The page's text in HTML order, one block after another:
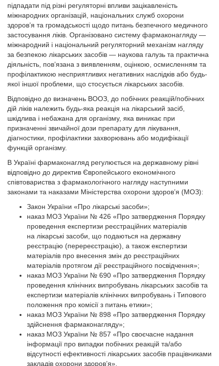
підпадати під різні регуляторні впливи зацікавленість
міжнародних організацій, національних служб охорони
здоров’я та громадськості щодо питань безпечного медичного
застосування ліків. Організовано систему фармаконагляду —
міжнародний і національний регуляторний механізм нагляду
за безпекою лікарських засобів — наукова галузь та практична
діяльність, пов’язана з виявленням, оцінкою, осмисленням та
профілактикою несприятливих негативних наслідків або будь-
якої іншої проблеми, що стосується лікарських засобів.
Відповідно до визначень ВООЗ, до побічних реакцій/побічних
дій ліків належить будь-яка реакція на лікарський засіб,
шкідлива і небажана для організму, яка виникає при
призначенні звичайної дози препарату для лікування,
діагностики, профілактики захворювань або модифікації
функцій організму.
В Україні фармаконагляд регулюється на державному рівні
відповідно до директив Європейського економічного
співтовариства з фармакологічного нагляду наступними
законами та наказами Міністерства охорони здоров’я (МОЗ):
Закон України «Про лікарські засоби»;
наказ МОЗ України № 426 «Про затвердження Порядку
проведення експертизи реєстраційних матеріалів
на лікарські засоби, що подаються на державну
реєстрацію (перереєстрацію), а також експертизи
матеріалів про внесення змін до реєстраційних
матеріалів протягом дії реєстраційного посвідчення»;
наказ МОЗ України № 690 «Про затвердження Порядку
проведення клінічних випробувань лікарських засобів та
експертизи матеріалів клінічних випробувань і Типового
положення про комісії з питань етики»;
наказ МОЗ України № 898 «Про затвердження Порядку
здійснення фармаконагляду»;
наказ МОЗ України № 857 «Про своєчасне надання
інформації про випадки побічних реакцій та/або
відсутності ефективності лікарських засобів працівниками
закладів охорони здоров’я».